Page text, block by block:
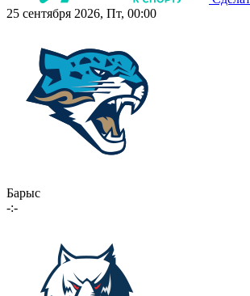
25 сентября 2026, Пт, 00:00
Барыс
-:-